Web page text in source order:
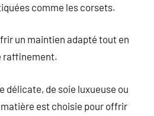
comme les corsets.
un maintien adapté tout en
raffinement.
délicate, de soie luxueuse ou
est choisie pour offrir